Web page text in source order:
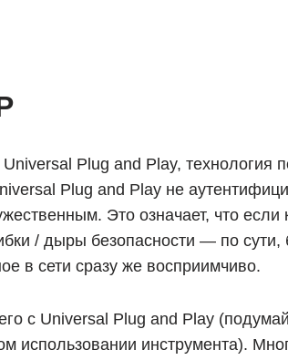
Plug and Play, технология
Plug and Play не
Это означает, что
/ дыры безопасности — по сути,
в сети сразу же восприимчиво.
с Universal Plug and Play
использовании инструмента).